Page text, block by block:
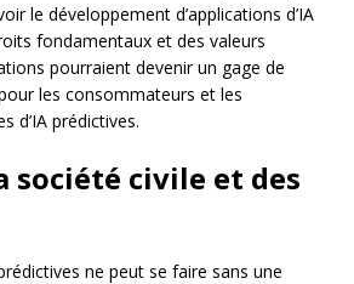
le développement d’applications d’IA
fondamentaux et des valeurs
pourraient devenir un gage de
les consommateurs et les
d’IA prédictives.
société civile et des
ne peut se faire sans une